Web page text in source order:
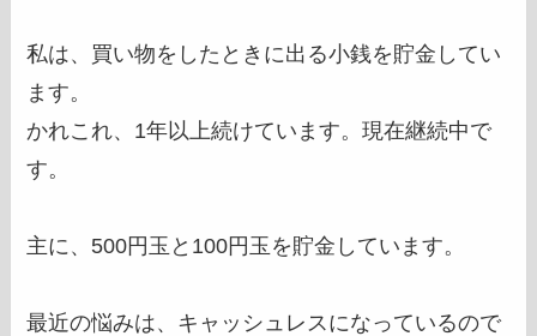
私は、買い物をしたときに出る小銭を貯金してい
ます。
かれこれ、1年以上続けています。現在継続中で
す。
主に、500円玉と100円玉を貯金しています。
最近の悩みは、キャッシュレスになっているので